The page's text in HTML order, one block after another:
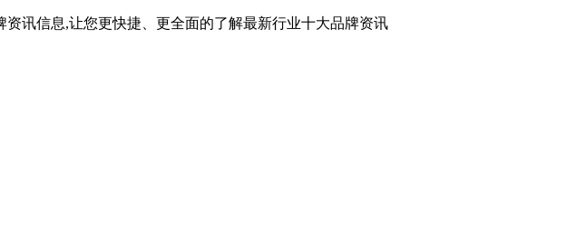
讯信息,让您更快捷、更全面的了解最新行业十大品牌资讯